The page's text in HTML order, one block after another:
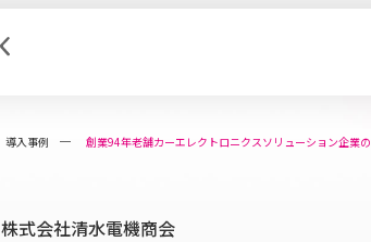
導入事例 創業94年老舗カーエレクトロニクスソリューション企業
株式会社清水電機商会